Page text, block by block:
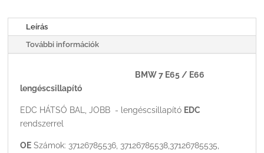
Leírás
További információk
BMW 7 E65 / E66
lengéscsillapító
EDC HÁTSÓ BAL, JOBB - lengéscsillapító EDC
rendszerrel
OE Számok: 37126785536, 37126785538,37126785535,